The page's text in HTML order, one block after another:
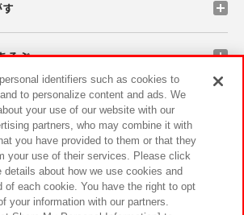
そぶ
ペーン
サステナビリティ サイトポリシー
ー ウェブアクセシビリティ方針と検証結果
identifiers such as cookies to
to personalize content and ads. We
your use of our website with our
partners, who may combine it with
you have provided to them or that they
your use of their services. Please click
details about how we use cookies and
of each cookie. You have the right to opt
your information with our partners.